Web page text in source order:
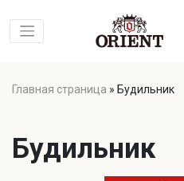
Главная страница » Будильник
Будильник